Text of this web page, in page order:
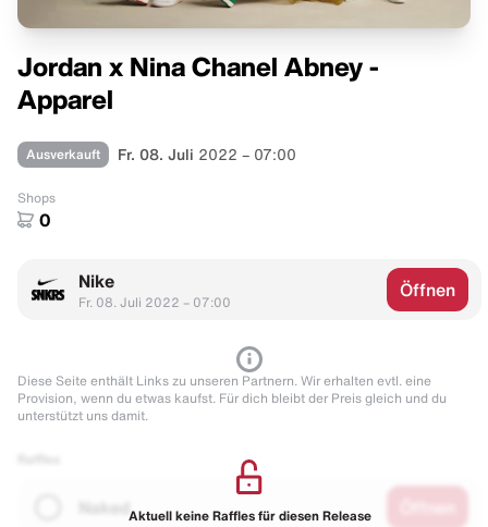
Jordan x Nina Chanel Abney -
Apparel
Ausverkauft Fr. 08. Juli 2022 – 07:00
Shops
0
Nike
Fr. 08. Juli 2022 – 07:00
Öffnen
Diese Seite enthält Links zu unseren Partnern. Wir erhalten evtl. eine
Provision, wenn du etwas kaufst. Für dich bleibt der Preis gleich und du
unterstützt uns damit.
Naked Aktuell keine Raffles für diesen Release